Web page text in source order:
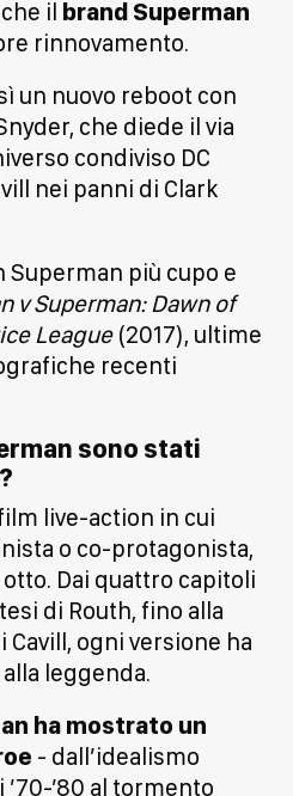
il brand Superman
rinnovamento.
un nuovo reboot con
che diede il via
condiviso DC
nei panni di Clark
Superman più cupo e
v Superman: Dawn of
League (2017), ultime
recenti
sono stati
live-action in cui
o co-protagonista,
Dai quattro capitoli
di Routh, fino alla
ogni versione ha
leggenda.
ha mostrato un
- dall’idealismo
’80 al tormento